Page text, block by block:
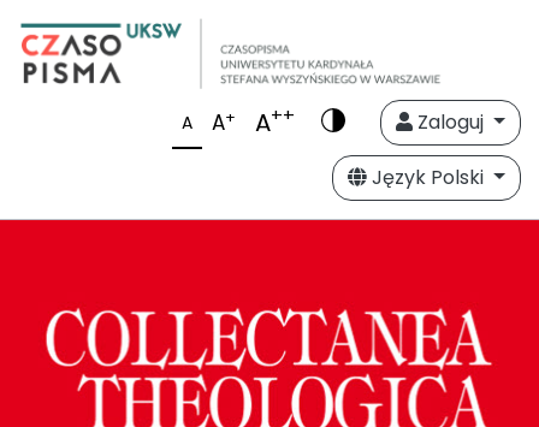
A A+ A++
Zaloguj
Język Polski